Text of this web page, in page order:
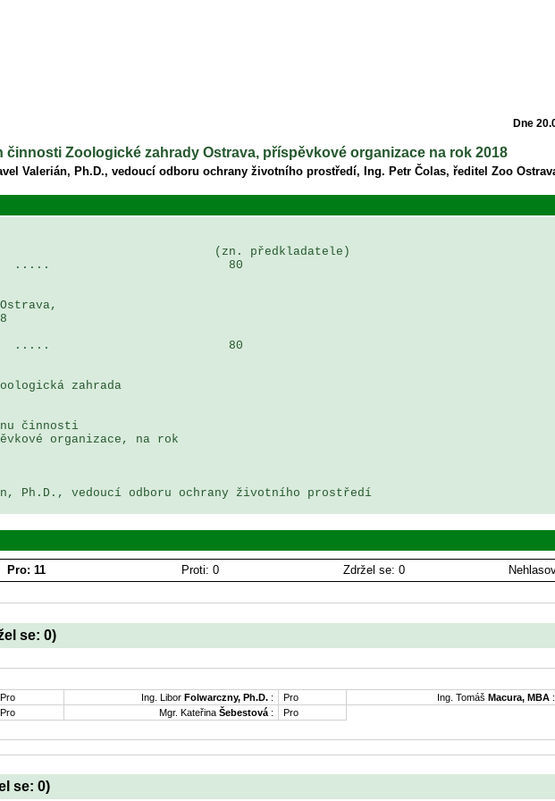
Dne
činnosti Zoologické zahrady Ostrava, příspěvkové organizace na rok 2018
Valerián, Ph.D., vedoucí odboru ochrany životního prostředí, Ing. Petr Čolas, ředitel Zoo
(zn. předkladatele)
.....                         80
.....                         80
zahrada
činnosti
organizace, na rok
Ph.D., vedoucí odboru ochrany životního prostředí
Pro: 11 Proti: 0 Zdržel se: 0
se: 0)
Pro Ing. Libor Folwarczny, Ph.D. : Pro Ing. Tomáš Macura, MBA :
Pro Mgr. Kateřina Šebestová : Pro
se: 0)